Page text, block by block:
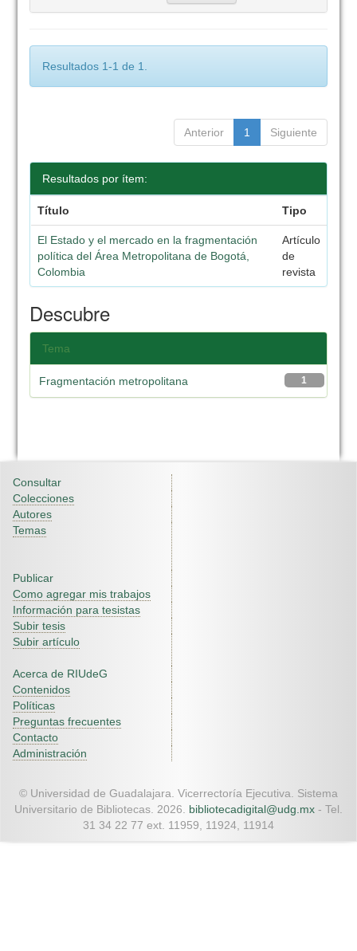
Resultados 1-1 de 1.
Anterior 1 Siguiente
Resultados por ítem:
Título Tipo
El Estado y el mercado en la fragmentación
política del Área Metropolitana de Bogotá,
Colombia
Artículo
de
revista
Descubre
Tema
1
Fragmentación metropolitana
Consultar
Colecciones
Autores
Temas
Publicar
Como agregar mis trabajos
Información para tesistas
Subir tesis
Subir artículo
Acerca de RIUdeG
Contenidos
Políticas
Preguntas frecuentes
Contacto
Administración
© Universidad de Guadalajara. Vicerrectoría Ejecutiva. Sistema
Universitario de Bibliotecas. 2026. bibliotecadigital@udg.mx - Tel.
31 34 22 77 ext. 11959, 11924, 11914